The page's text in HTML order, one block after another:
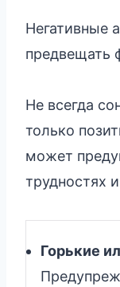
Негативные
предвещать
Не всегда
только
может
трудностях
Горькие